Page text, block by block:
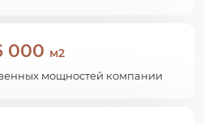
000 м2
мощностей компании